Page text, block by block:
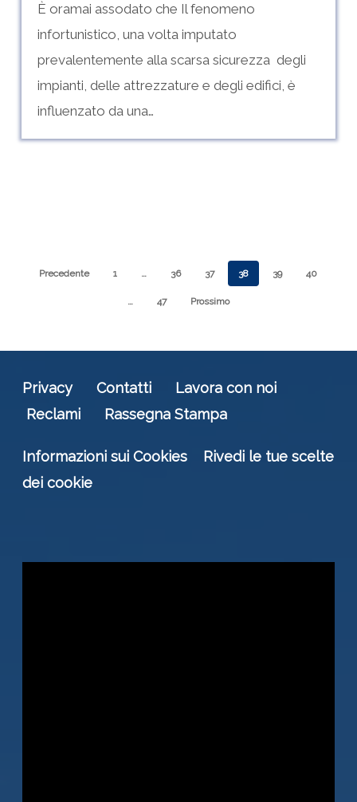
È oramai assodato che Il fenomeno
infortunistico, una volta imputato
prevalentemente alla scarsa sicurezza degli
impianti, delle attrezzature e degli edifici, è
influenzato da una…
Precedente 1 … 36 37 38 39 40
… 47 Prossimo
Privacy Contatti
Lavora con noi
Reclami
Rassegna Stampa
Informazioni sui Cookies
Rivedi le tue scelte
dei cookie